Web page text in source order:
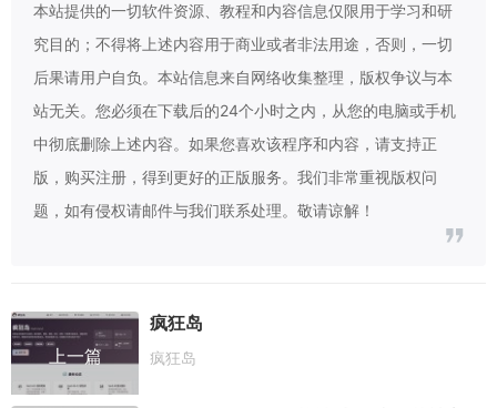
本站提供的一切软件资源、教程和内容信息仅限用于学习和研
究目的；不得将上述内容用于商业或者非法用途，否则，一切
后果请用户自负。本站信息来自网络收集整理，版权争议与本
站无关。您必须在下载后的24个小时之内，从您的电脑或手机
中彻底删除上述内容。如果您喜欢该程序和内容，请支持正
版，购买注册，得到更好的正版服务。我们非常重视版权问
题，如有侵权请邮件与我们联系处理。敬请谅解！
上一篇
疯狂岛
疯狂岛